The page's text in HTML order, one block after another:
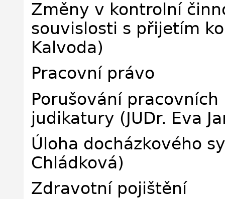
Změny v kontrolní
souvislosti s přijetím
Kalvoda)
Pracovní právo
Porušování
judikatury (JUDr. Eva
Úloha docházkového
Chládková)
Zdravotní pojištění